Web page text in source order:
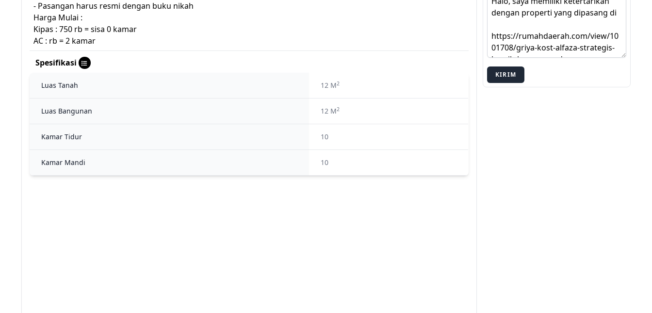
- Pasangan harus resmi dengan buku nikah
Harga Mulai :
Kipas : 750 rb = sisa 0 kamar
AC : rb = 2 kamar
Spesifikasi
Luas Tanah 12 M2
Luas Bangunan 12 M2
Kamar Tidur 10
Kamar Mandi 10
KIRIM